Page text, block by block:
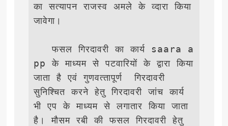
का सत्‍यापन राजस्‍व अमले के व्‍दारा किया
जावेगा।
   फसल गिरदावरी का कार्य saara a
pp के माध्‍यम से पटवारियों के द्वारा किया
जाता है एवं गुणवत्‍तापूर्ण  गिरदावरी
सुनिश्चित करने हेतु गिरदावरी जांच कार्य
भी एप के माध्‍यम से लगातार किया जाता
है। मौसम रबी की फसल गिरदावरी हेतु